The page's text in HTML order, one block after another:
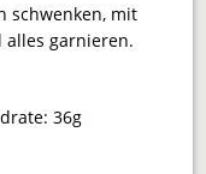
schwenken, mit
alles garnieren.
36g